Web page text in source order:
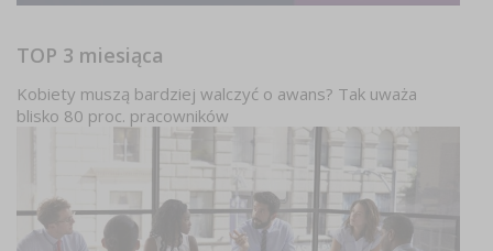
TOP 3 miesiąca
Kobiety muszą bardziej walczyć o awans? Tak uważa
blisko 80 proc. pracowników